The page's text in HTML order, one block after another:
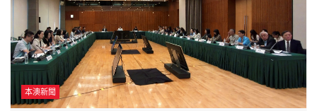
本澳新聞